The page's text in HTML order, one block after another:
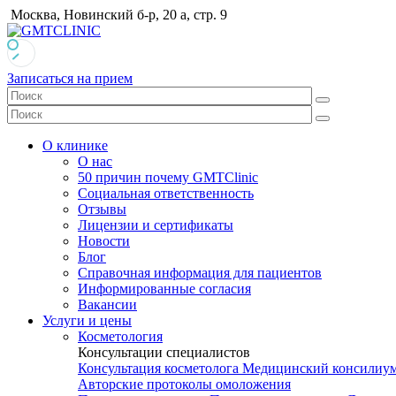
Москва, Новинский б-р, 20 а, стр. 9
Записаться на прием
О клинике
О нас
50 причин почему GMTClinic
Социальная ответственность
Отзывы
Лицензии и сертификаты
Новости
Блог
Справочная информация для пациентов
Информированные согласия
Вакансии
Услуги и цены
Косметология
Консультации специалистов
Консультация косметолога Медицинский
Авторские протоколы омоложения